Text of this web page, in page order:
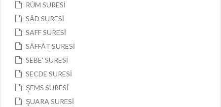
RÛM SURESİ
SÂD SURESİ
SAFF SURESİ
SÂFFÂT SURESİ
SEBE’ SURESİ
SECDE SURESİ
ŞEMS SURESİ
ŞUARA SURESİ